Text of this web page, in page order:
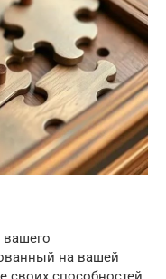
вашего
на вашей